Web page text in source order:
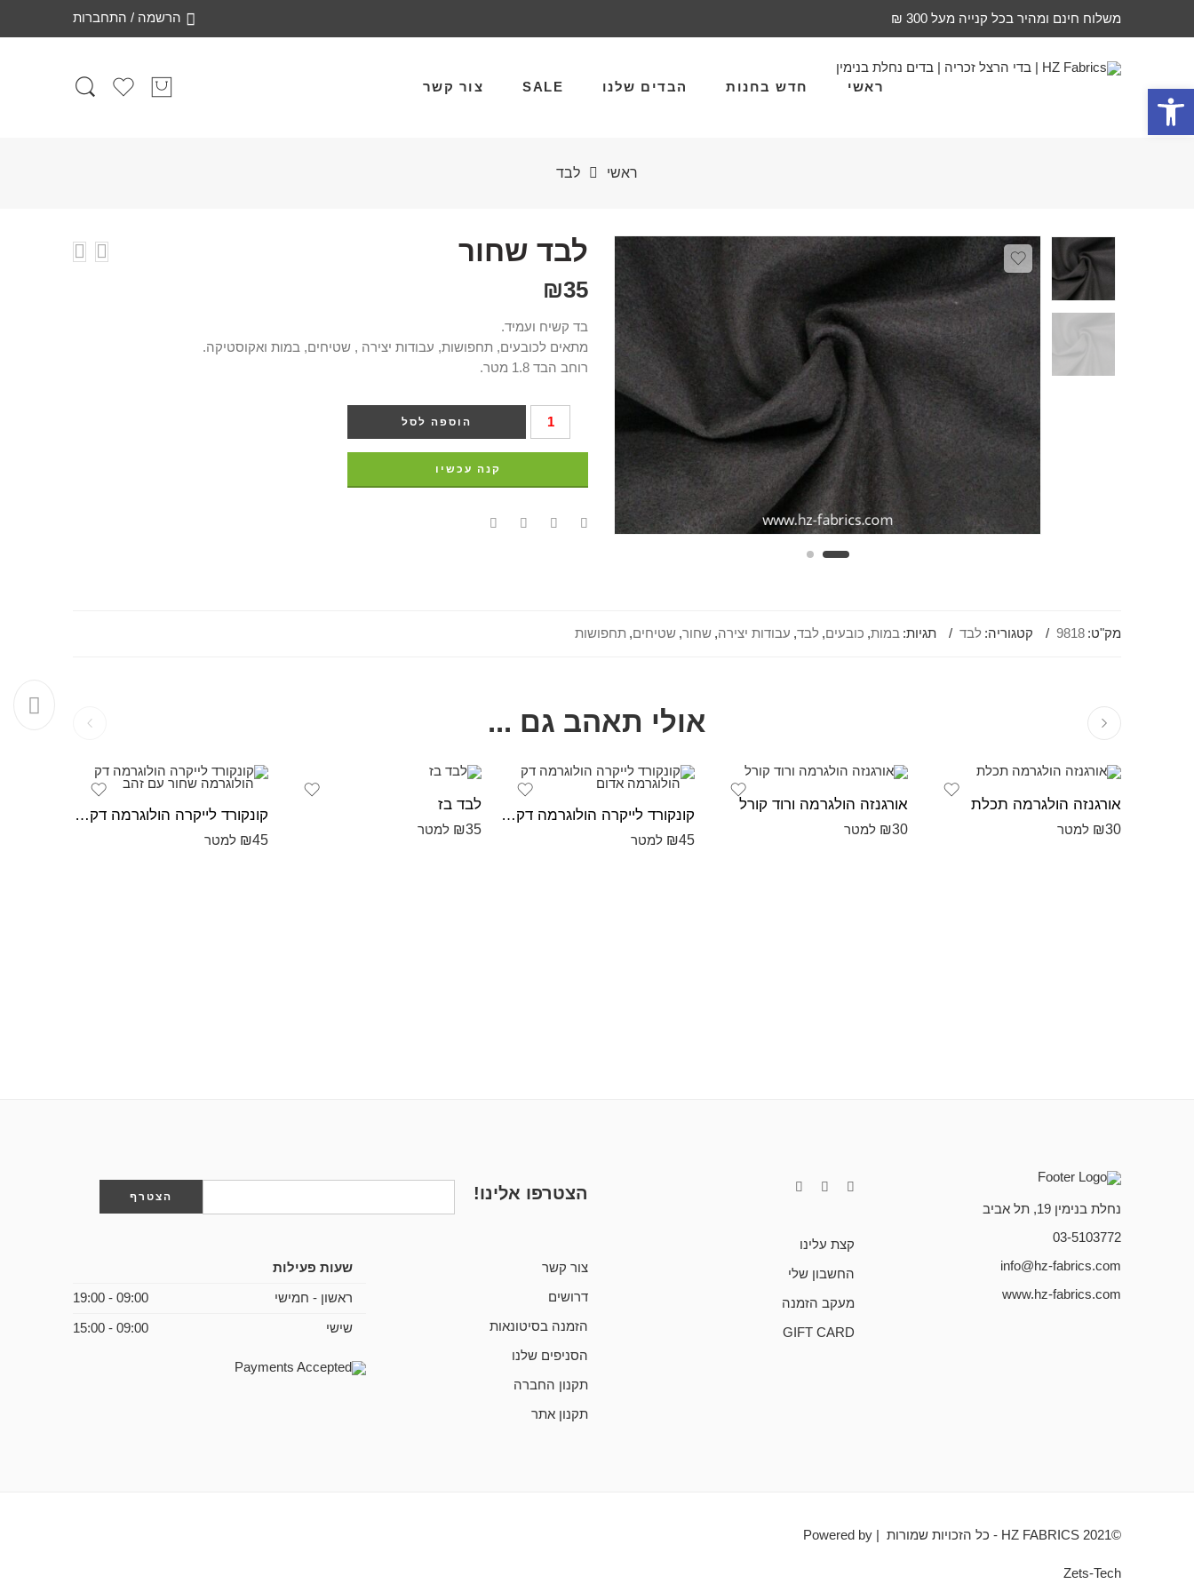
פתח סרגל נגישות
משלוח חינם ומהיר בכל קנייה מעל 300 ₪ הרשמה / התחברות
ראשי חדש בחנות הבדים שלנו SALE צור קשר
ראשי לבד
לבד שחור
₪35
בד קשיח ועמיד.
מתאים לכובעים, תחפושות, עבודות יצירה , שטיחים, במות ואקוסטיקה.
רוחב הבד 1.8 מטר.
הוספה לסל
קנה עכשיו
מק"ט: 9818 קטגוריה: לבד תגיות: במות, כובעים, לבד, עבודות יצירה, שחור, שטיחים, תחפושות
אולי תאהב גם ...
אורגנזה הולגרמה תכלת
₪30 למטר
אורגנזה הולגרמה ורוד קורל
₪30 למטר
קונקורד לייקרה הולוגרמה דק הולוגרמה אדום
₪45 למטר
לבד בז
₪35 למטר
קונקורד לייקרה הולוגרמה דק הולוגרמה שחור עם זהב
₪45 למטר
נחלת בנימין 19, תל אביב
03-5103772
info@hz-fabrics.com
www.hz-fabrics.com
קצת עלינו
החשבון שלי
מעקב הזמנה
GIFT CARD
הצטרפו אלינו!
צור קשר
דרושים
הזמנה בסיטונאות
הסניפים שלנו
תקנון החברה
תקנון אתר
שעות פעילות
ראשון - חמישי 09:00 - 19:00
שישי 09:00 - 15:00
©HZ FABRICS 2021 - כל הזכויות שמורות | Powered by
Zets-Tech